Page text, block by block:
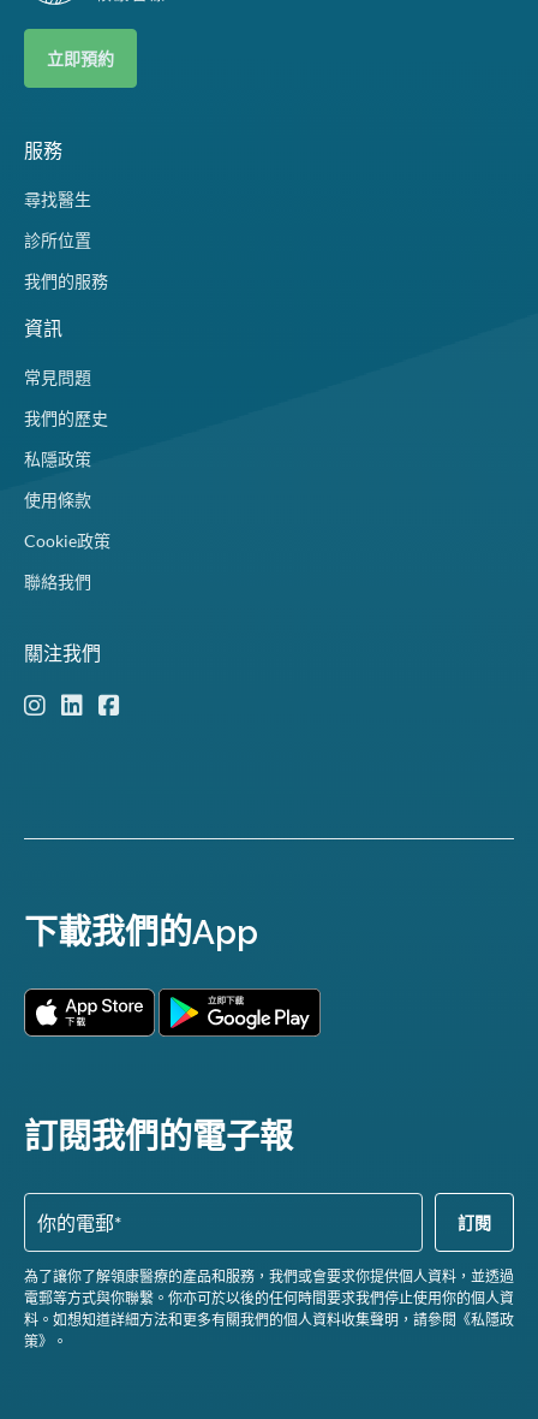
立即預約
服務
尋找醫生
診所位置
我們的服務
資訊
常見問題
我們的歷史
私隱政策
使用條款
Cookie政策
聯絡我們
關注我們
下載我們的App
訂閱我們的電子報
為了讓你了解領康醫療的產品和服務，我們或會要求你提供個人資料，並透過
電郵等方式與你聯繫。你亦可於以後的任何時間要求我們停止使用你的個人資
料。如想知道詳細方法和更多有關我們的個人資料收集聲明，請參閱《私隱政
策》。